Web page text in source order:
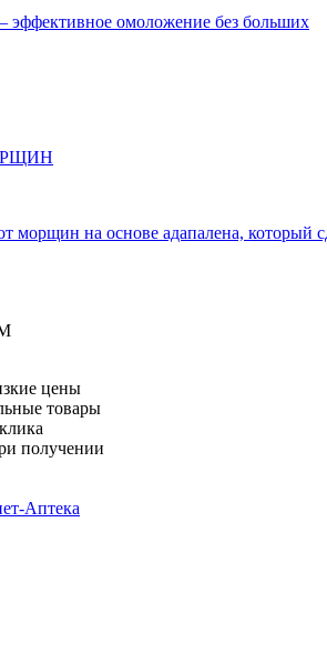
эффективное омоложение без больших
морщин на основе адапалена,
цены
товары
получении
Аптека